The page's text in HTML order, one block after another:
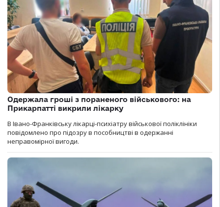
Одержала гроші з пораненого військового: на
Прикарпатті викрили лікарку
В Івано-Франківську лікарці-психіатру військової поліклініки
повідомлено про підозру в пособництві в одержанні
неправомірної вигоди.